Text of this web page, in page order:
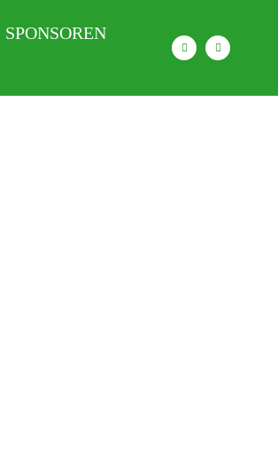
SPONSOREN